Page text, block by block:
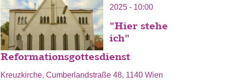
2025 - 10:00
"Hier stehe
ich"
Reformationsgottesdienst
Kreuzkirche, Cumberlandstraße 48, 1140 Wien